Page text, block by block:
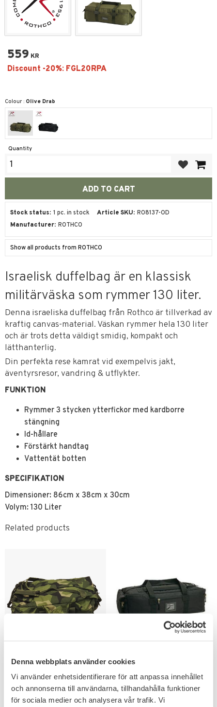
Denna webbplats använder cookies
Vi använder enhetsidentifierare för att anpassa innehållet
och annonserna till användarna, tillhandahålla funktioner
för sociala medier och analysera vår trafik. Vi
559 KR
Colour : Olive Drab
Quantity
Stock status 1 pc. in stock Article SKU RO8137-OD
Manufacturer ROTHCO
Show all products from ROTHCO
Israelisk duffelbag är en klassisk
militärväska som rymmer 130 liter.
Denna israeliska duffelbag från Rothco är tillverkad av
kraftig canvas-material. Väskan rymmer hela 130 liter
och är trots detta väldigt smidig, kompakt och
lätthanterlig.
Din perfekta rese kamrat vid exempelvis jakt,
äventyrsresor, vandring & utflykter.
FUNKTION
Rymmer 3 stycken ytterfickor med kardborre
stängning
Id-hållare
Förstärkt handtag
Vattentät botten
SPECIFIKATION
Dimensioner: 86cm x 38cm x 30cm
Volym: 130 Liter
Related products
Add to favorites
NFM Gyda Bag 70L M90
ryggsäck & duffel.
1 119
Add to favorites
Mil-Tec Commando 80L
Ryggsäck Duffelbag
559